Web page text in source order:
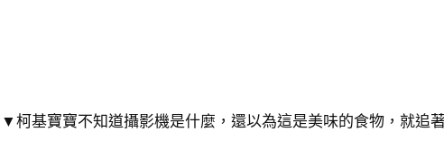
▼柯基寶寶不知道攝影機是什麼，還以為這是美味的食物，就追